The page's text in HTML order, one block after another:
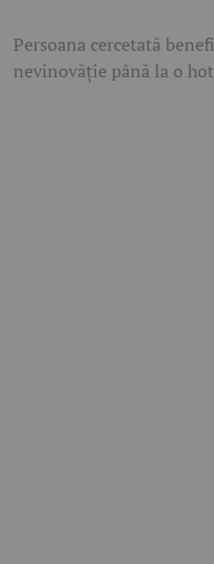
Persoana cercetată
nevinovăție până la o